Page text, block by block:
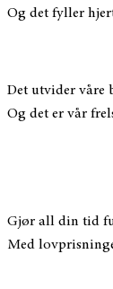
Og det fyller
Det utvider våre
Og det er vår
Gjør all din tid
Med